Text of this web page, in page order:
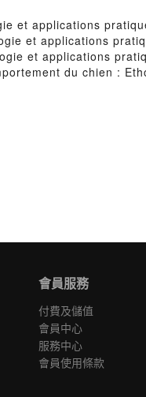
et applications
et applications
et applications
du chien :
會員服務
付費及儲值
會員中心
服務中心
會員使用條款